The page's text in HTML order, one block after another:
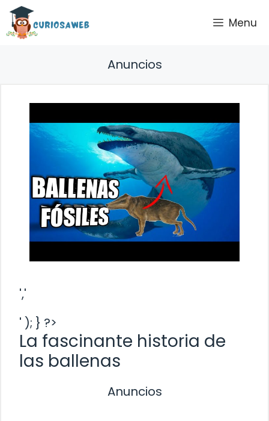
Saltar
contenido
Menu
Anuncios
','
' ); } ?>
La fascinante historia de
las ballenas
Anuncios